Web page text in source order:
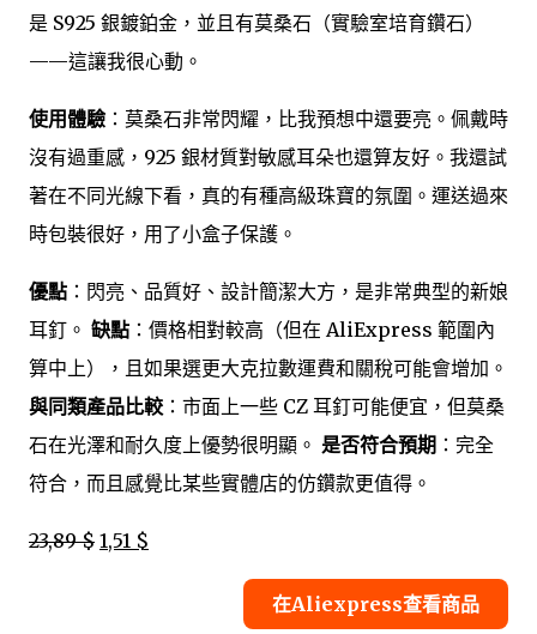
是 S925 銀鍍鉑金，並且有莫桑石（實驗室培育鑽石）
——這讓我很心動。
使用體驗 ：莫桑石非常閃耀，比我預想中還要亮。佩戴時
沒有過重感，925 銀材質對敏感耳朵也還算友好。我還試
著在不同光線下看，真的有種高級珠寶的氛圍。運送過來
時包裝很好，用了小盒子保護。
優點 ：閃亮、品質好、設計簡潔大方，是非常典型的新娘
耳釘。 缺點 ：價格相對較高（但在 AliExpress 範圍內
算中上），且如果選更大克拉數運費和關稅可能會增加。
與同類產品比較 ：市面上一些 CZ 耳釘可能便宜，但莫桑
石在光澤和耐久度上優勢很明顯。 是否符合預期 ：完全
符合，而且感覺比某些實體店的仿鑽款更值得。
23,89 $ 1,51 $
在Aliexpress查看商品